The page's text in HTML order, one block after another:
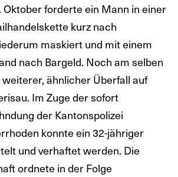
Oktober forderte ein Mann in einer
kurz nach
maskiert und mit einem
nach Bargeld. Noch am selben
ähnlicher Überfall auf
Im Zuge der sofort
der Kantonspolizei
konnte ein 32-jähriger
und verhaftet werden. Die
ordnete in der Folge